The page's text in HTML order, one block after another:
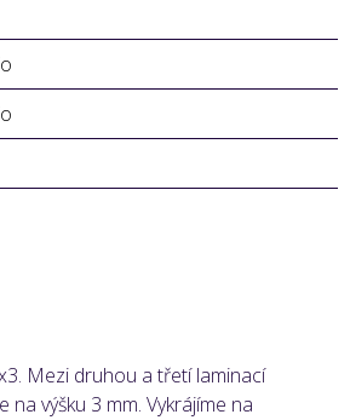
Mezi druhou a třetí laminací
výšku 3 mm. Vykrájíme na